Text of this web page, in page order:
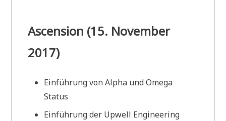
Ascension (15. November
2017)
Einführung von Alpha und Omega
Status
Einführung der Upwell Engineering